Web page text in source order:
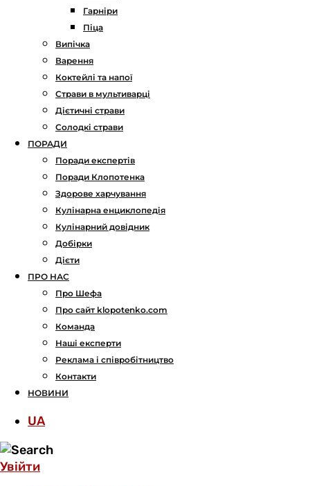
Гарніри
Піца
Випічка
Варення
Коктейлі та напої
Страви в мультиварці
Дієтичні страви
Солодкі страви
ПОРАДИ
Поради експертів
Поради Клопотенка
Здорове харчування
Кулінарна енциклопедія
Кулінарний довідник
Добірки
Дієти
ПРО НАС
Про Шефа
Про сайт klopotenko.com
Команда
Наші експерти
Реклама і співробітництво
Контакти
НОВИНИ
UA
Увійти